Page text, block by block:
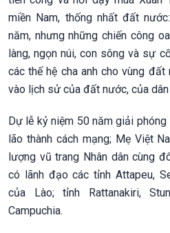
miền Nam, thống nhất đất
năm, nhưng những chiến công
làng, ngọn núi, con sông và sự
các thế hệ cha anh cho vùng
vào lịch sử của đất nước, của dân
Dự lễ kỷ niệm 50 năm giải phóng
lão thành cách mạng; Mẹ Việt
lượng vũ trang Nhân dân cùng
có lãnh đạo các tỉnh Attapeu,
của Lào; tỉnh Rattanakiri,
Campuchia.